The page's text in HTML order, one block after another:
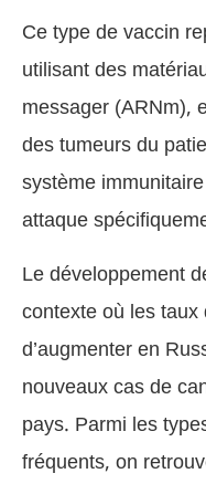
Ce type de vaccin
utilisant des
messager (ARNm),
des tumeurs du
système
attaque
Le développement
contexte où les
d’augmenter en
nouveaux cas de
pays. Parmi les
fréquents, on